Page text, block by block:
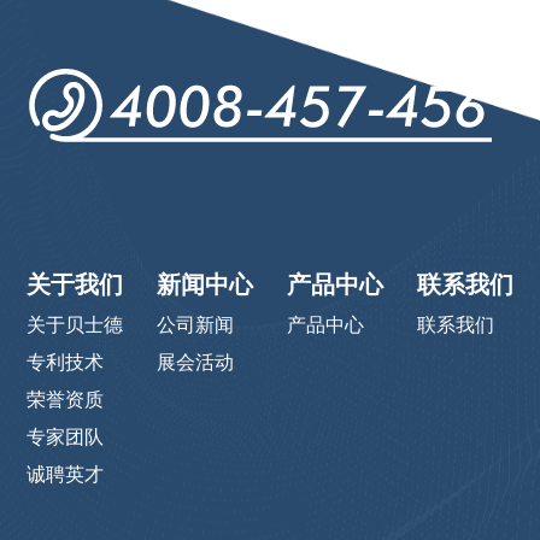
关于我们
关于贝士德
专利技术
荣誉资质
专家团队
诚聘英才
新闻中心
公司新闻
展会活动
产品中心
产品中心
联系我们
联系我们